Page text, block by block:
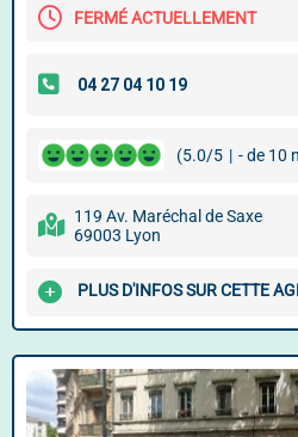
FERMÉ ACTUELLEMENT
(5.0/5 | - de 10
119 Av. Maréchal de Saxe
69003 Lyon
PLUS D'INFOS SUR CETTE